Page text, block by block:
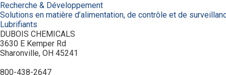
Recherche & Développement
Solutions en matière d’alimentation, de contrôle et de
Lubrifiants
DUBOIS CHEMICALS
3630 E Kemper Rd
Sharonville, OH 45241
800-438-2647